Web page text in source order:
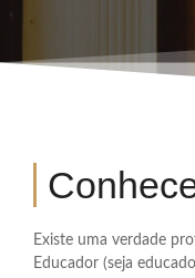
Existe uma verdade
Educador (seja